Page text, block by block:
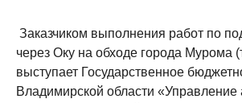
Заказчиком выполнения работ по
через Оку на обходе города Мурома
выступает Государственное
Владимирской области